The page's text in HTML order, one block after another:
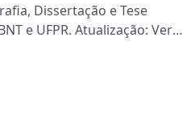
Dissertação e Tese
e UFPR. Atualização: Ver
abntex